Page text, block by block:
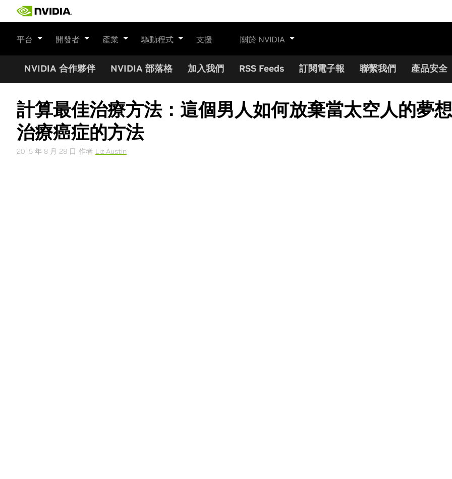
平台 開發者 產業 驅動程式 支援 關於 NVIDIA
NVIDIA 合作夥伴 NVIDIA 部落格 加入我們 RSS Feeds 訂閱電子報 聯繫我們 產品安全
計算最佳治療方法：這個男人如何放棄當太空人的夢
治療癌症的方法
2015 年 8 月 28 日 作者 Liz Austin